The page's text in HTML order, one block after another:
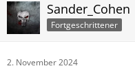
Sander_Cohen
Fortgeschrittener
2. November 2024